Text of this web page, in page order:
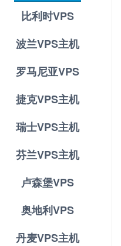
比利时VPS
波兰VPS主机
罗马尼亚VPS
捷克VPS主机
瑞士VPS主机
芬兰VPS主机
卢森堡VPS
奥地利VPS
丹麦VPS主机